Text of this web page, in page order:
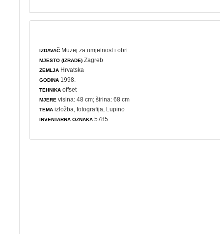
IZDAVAČ Muzej za umjetnost i obrt
MJESTO (IZRADE) Zagreb
ZEMLJA Hrvatska
GODINA 1998.
TEHNIKA offset
MJERE visina: 48 cm; širina: 68 cm
TEMA izložba ,fotografija , Lupino
INVENTARNA OZNAKA 5785